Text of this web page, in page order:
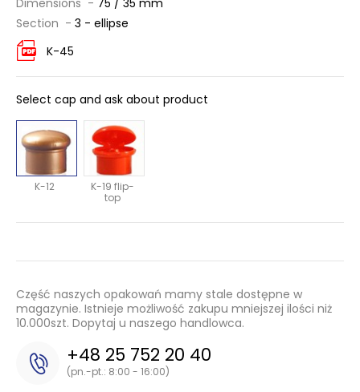
Dimensions - 75 / 35 mm
Section - 3 - ellipse
K-45
Select cap and ask about product
K-12
K-19 flip-
top
Część naszych opakowań mamy stale dostępne w
magazynie. Istnieje możliwość zakupu mniejszej ilości niż
10.000szt. Dopytaj u naszego handlowca.
+48 25 752 20 40
(pn.-pt.: 8:00 - 16:00)